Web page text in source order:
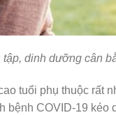
dinh dưỡng cân
tuổi phụ thuộc rất
bệnh COVID-19